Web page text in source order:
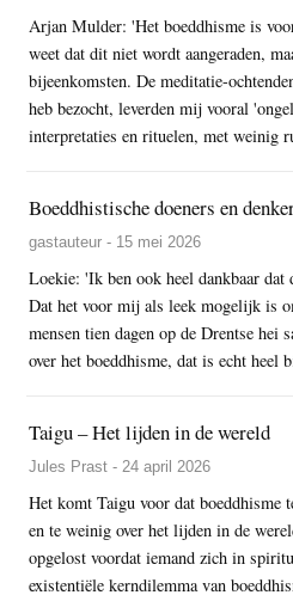
Arjan Mulder: 'Het boeddhisme is
weet dat dit niet wordt aangeraden,
bijeenkomsten. De meditatie-
heb bezocht, leverden mij vooral
interpretaties en rituelen, met weinig
Boeddhistische doeners en
gastauteur - 15 mei 2026
Loekie: 'Ik ben ook heel dankbaar
Dat het voor mij als leek mogelijk is
mensen tien dagen op de Drentse hei
over het boeddhisme, dat is echt heel
Taigu – Het lijden in de wereld
Jules Prast - 24 april 2026
Het komt Taigu voor dat boeddhisme
en te weinig over het lijden in de
opgelost voordat iemand zich in
existentiële kerndilemma van